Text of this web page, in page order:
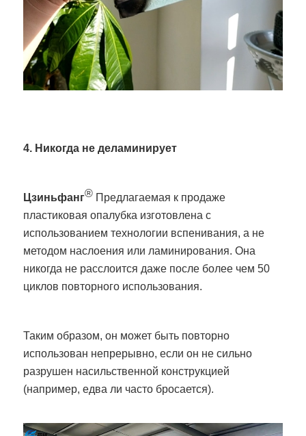
4. Никогда не деламинирует
Цзиньфанг® Предлагаемая к продаже
пластиковая опалубка изготовлена с
использованием технологии вспенивания, а не
методом наслоения или ламинирования. Она
никогда не расслоится даже после более чем 50
циклов повторного использования.
Таким образом, он может быть повторно
использован непрерывно, если он не сильно
разрушен насильственной конструкцией
(например, едва ли часто бросается).